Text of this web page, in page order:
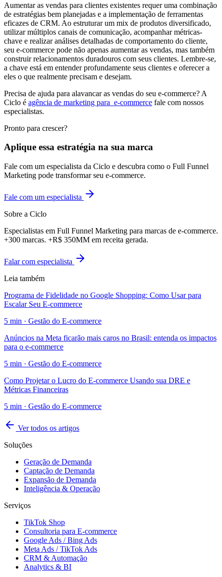
Aumentar as vendas para clientes existentes requer uma combinação
de estratégias bem planejadas e a implementação de ferramentas
eficazes de CRM. Ao estruturar um mix de produtos diversificado,
utilizar múltiplos canais de comunicação, acompanhar métricas-
chave e realizar análises detalhadas de comportamento do cliente,
seu e-commerce pode não apenas aumentar as vendas, mas também
construir relacionamentos duradouros com seus clientes. Lembre-se,
a chave está em entender profundamente seus clientes e oferecer a
eles o que realmente precisam e desejam.
Precisa de ajuda para alavancar as vendas do seu e-commerce? A
Ciclo é agência de marketing para e-commerce fale com nossos
especialistas.
Pronto para crescer?
Aplique essa estratégia na sua marca
Fale com um especialista da Ciclo e descubra como o Full Funnel
Marketing pode transformar seu e-commerce.
Fale com um especialista
Sobre a Ciclo
Especialistas em Full Funnel Marketing para marcas de e-commerce.
+300 marcas. +R$ 350MM em receita gerada.
Falar com especialista
Leia também
Programa de Fidelidade no Google Shopping: Como Usar para
Escalar Seu E-commerce
5 min · Gestão do E-commerce
Anúncios na Meta ficarão mais caros no Brasil: entenda os impactos
para o e-commerce
5 min · Gestão do E-commerce
Como Projetar o Lucro do E-commerce Usando sua DRE e
Métricas Financeiras
5 min · Gestão do E-commerce
Ver todos os artigos
Soluções
Geração de Demanda
Captação de Demanda
Expansão de Demanda
Inteligência & Operação
Serviços
TikTok Shop
Consultoria para E-commerce
Google Ads / Bing Ads
Meta Ads / TikTok Ads
CRM & Automação
Analytics & BI